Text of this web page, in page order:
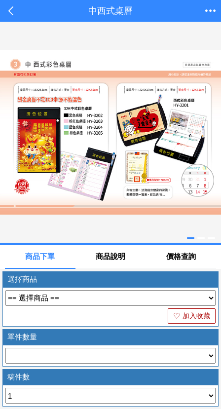
中西式桌曆
商品下單 商品說明 價格查詢
選擇商品
♡ 加入收藏
單件數量
稿件數